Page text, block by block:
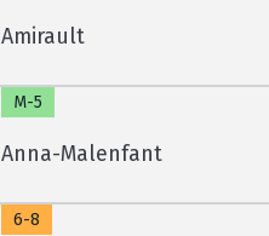
Amirault
M-5
Anna-Malenfant
6-8